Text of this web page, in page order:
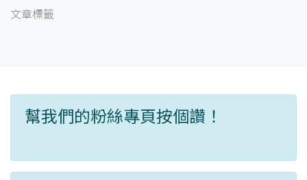
文章標籤
幫我們的粉絲專頁按個讚！